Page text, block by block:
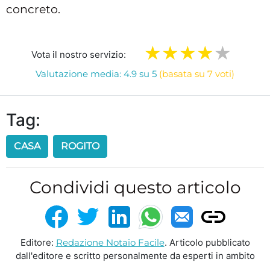
concreto.
Vota il nostro servizio:
Valutazione media: 4.9 su 5 (basata su 7 voti)
Tag:
CASA ROGITO
Condividi questo articolo
Editore: Redazione Notaio Facile. Articolo pubblicato
dall'editore e scritto personalmente da esperti in ambito